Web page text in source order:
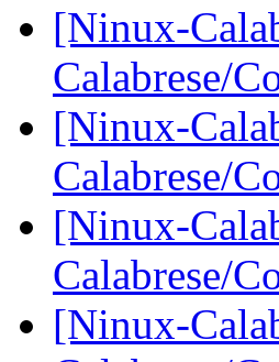
[Ninux-
Calabrese/
[Ninux-
Calabrese/
[Ninux-
Calabrese/
[Ninux-